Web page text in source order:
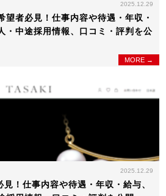
2025.12.29
望者必見！仕事内容や待遇・年収・
・中途採用情報、口コミ・評判を公
MORE →
2025.12.29
！仕事内容や待遇・年収・給与、